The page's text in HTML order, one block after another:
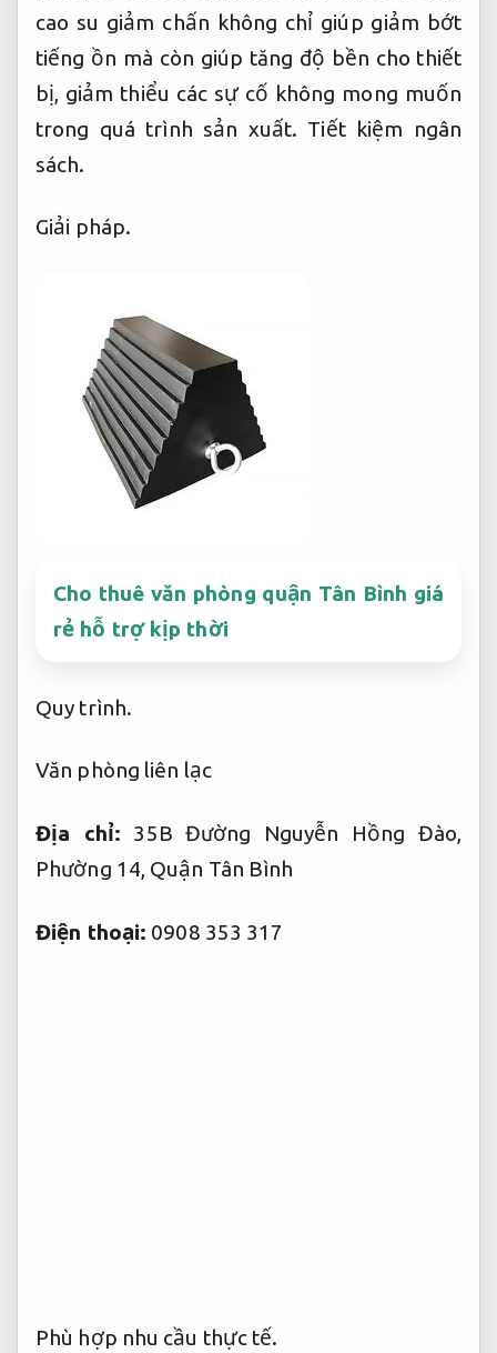
cao su giảm chấn không chỉ giúp giảm bớt
tiếng ồn mà còn giúp tăng độ bền cho thiết
bị, giảm thiểu các sự cố không mong muốn
trong quá trình sản xuất. Tiết kiệm ngân
sách.
Giải pháp.
Cho thuê văn phòng quận Tân Bình giá
rẻ hỗ trợ kịp thời
Quy trình.
Văn phòng liên lạc
Địa chỉ: 35B Đường Nguyễn Hồng Đào,
Phường 14, Quận Tân Bình
Điện thoại: 0908 353 317
Phù hợp nhu cầu thực tế.